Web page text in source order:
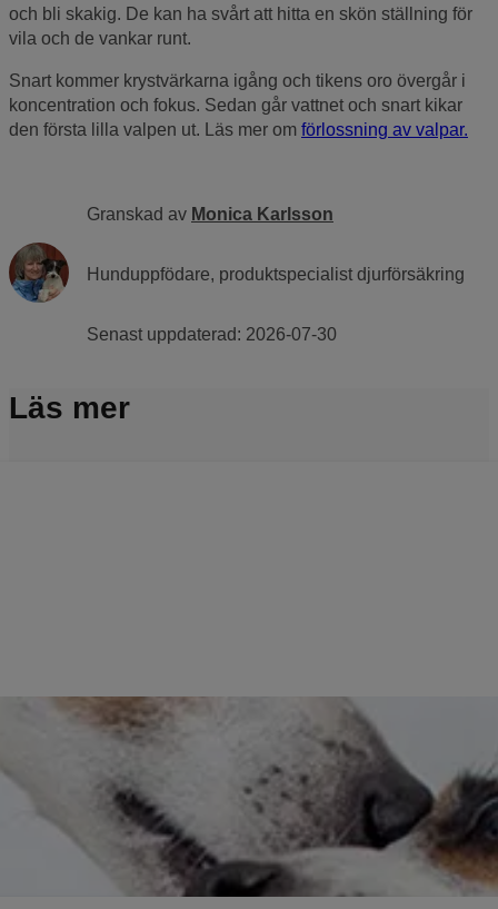
och bli skakig. De kan ha svårt att hitta en skön ställning för
vila och de vankar runt.
Snart kommer krystvärkarna igång och tikens oro övergår i
koncentration och fokus. Sedan går vattnet och snart kikar
den första lilla valpen ut. Läs mer om förlossning av valpar.
Granskad av Monica Karlsson
Hunduppfödare, produktspecialist djurförsäkring
Senast uppdaterad: 2026-07-30
Läs mer